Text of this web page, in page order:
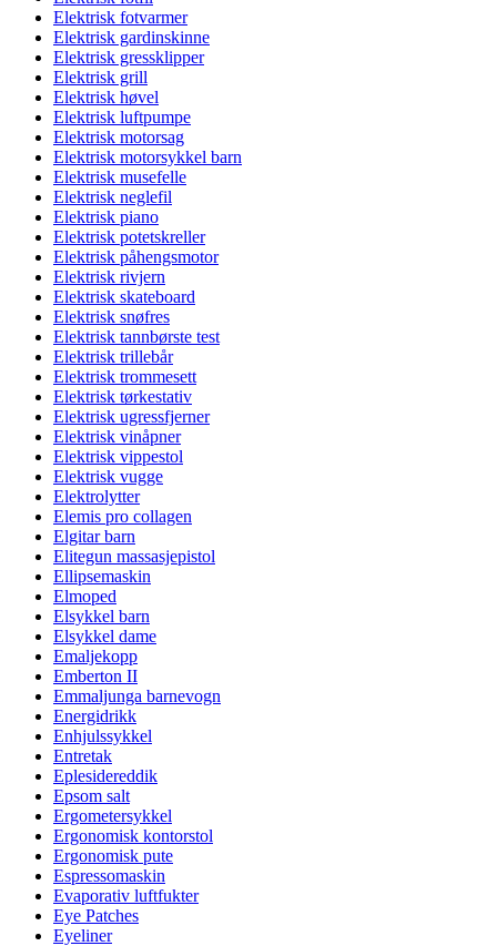
Elektrisk fotvarmer
Elektrisk gardinskinne
Elektrisk gressklipper
Elektrisk grill
Elektrisk høvel
Elektrisk luftpumpe
Elektrisk motorsag
Elektrisk motorsykkel barn
Elektrisk musefelle
Elektrisk neglefil
Elektrisk piano
Elektrisk potetskreller
Elektrisk påhengsmotor
Elektrisk rivjern
Elektrisk skateboard
Elektrisk snøfres
Elektrisk tannbørste test
Elektrisk trillebår
Elektrisk trommesett
Elektrisk tørkestativ
Elektrisk ugressfjerner
Elektrisk vinåpner
Elektrisk vippestol
Elektrisk vugge
Elektrolytter
Elemis pro collagen
Elgitar barn
Elitegun massasjepistol
Ellipsemaskin
Elmoped
Elsykkel barn
Elsykkel dame
Emaljekopp
Emberton II
Emmaljunga barnevogn
Energidrikk
Enhjulssykkel
Entretak
Eplesidereddik
Epsom salt
Ergometersykkel
Ergonomisk kontorstol
Ergonomisk pute
Espressomaskin
Evaporativ luftfukter
Eye Patches
Eyeliner